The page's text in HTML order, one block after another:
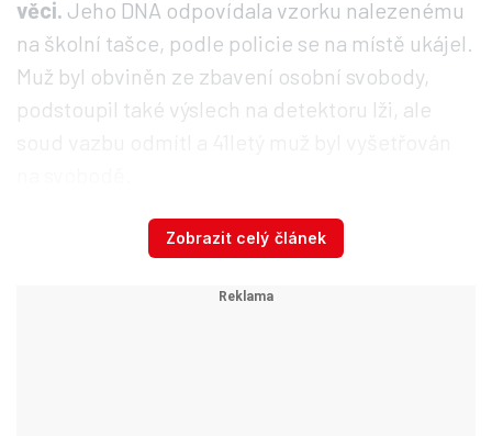
věci. Jeho DNA odpovídala vzorku nalezenému
na školní tašce, podle policie se na místě ukájel.
Muž byl obviněn ze zbavení osobní svobody,
podstoupil také výslech na detektoru lži, ale
Její ostatky byly nalezeny až téměř po půl
roce, 16. března 2011, zahrabány v
Zobrazit celý článek